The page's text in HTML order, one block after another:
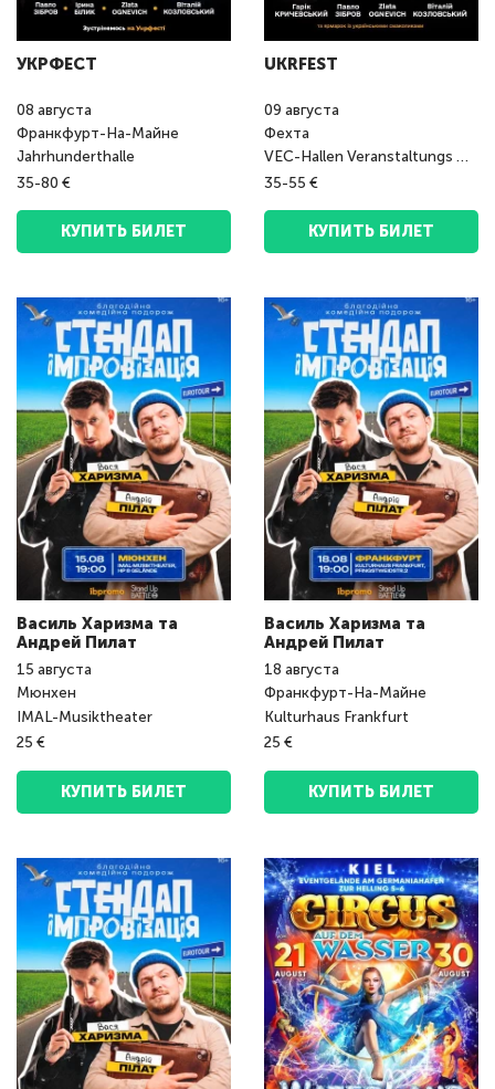
УКРФЕСТ
08 августа
Франкфурт-На-Майне
Jahrhunderthalle
35-80 €
КУПИТЬ БИЛЕТ
UKRFEST
09 августа
Фехта
VEC-Hallen Veranstaltungs GmbH
35-55 €
КУПИТЬ БИЛЕТ
Василь Харизма та
Андрeй Пилат
15 августа
Мюнхен
IMAL-Musiktheater
25 €
КУПИТЬ БИЛЕТ
Василь Харизма та
Андрeй Пилат
18 августа
Франкфурт-На-Майне
Kulturhaus Frankfurt
25 €
КУПИТЬ БИЛЕТ